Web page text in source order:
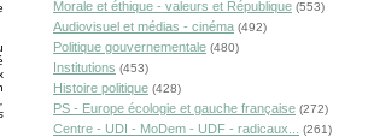
Morale et éthique - valeurs et République (553)
Audiovisuel et médias - cinéma (492)
Politique gouvernementale (480)
Institutions (453)
Histoire politique (428)
PS - Europe écologie et gauche française (272)
Centre - UDI - MoDem - UDF - radicaux... (261)